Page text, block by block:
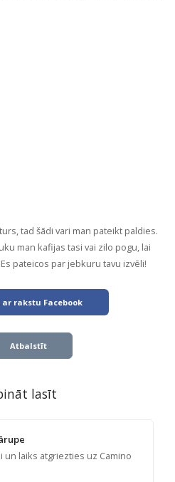
tad šādi vari man pateikt paldies.
man kafijas tasi vai zilo pogu, lai
pateicos par jebkuru tavu izvēli!
ar rakstu Facebook
Atbalstīt
lasīt
un laiks atgriezties uz Camino